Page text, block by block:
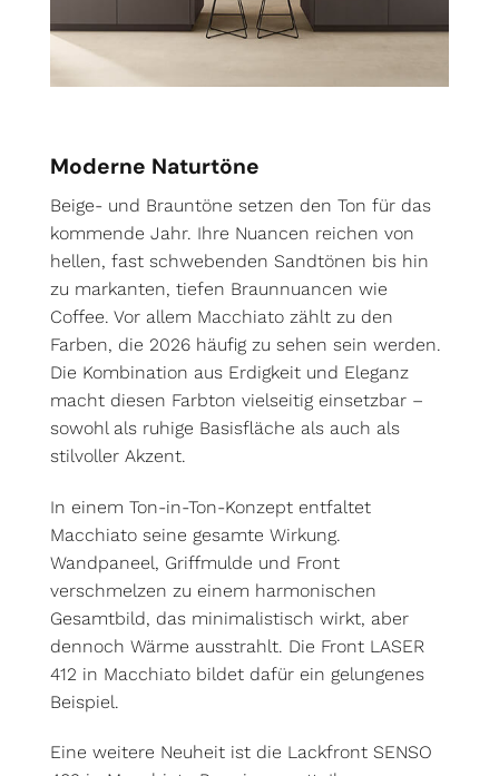
Moderne Naturtöne
Beige- und Brauntöne setzen den Ton für das
kommende Jahr. Ihre Nuancen reichen von
hellen, fast schwebenden Sandtönen bis hin
zu markanten, tiefen Braunnuancen wie
Coffee. Vor allem Macchiato zählt zu den
Farben, die 2026 häufig zu sehen sein werden.
Die Kombination aus Erdigkeit und Eleganz
macht diesen Farbton vielseitig einsetzbar –
sowohl als ruhige Basisfläche als auch als
stilvoller Akzent.
In einem Ton-in-Ton-Konzept entfaltet
Macchiato seine gesamte Wirkung.
Wandpaneel, Griffmulde und Front
verschmelzen zu einem harmonischen
Gesamtbild, das minimalistisch wirkt, aber
dennoch Wärme ausstrahlt. Die Front LASER
412 in Macchiato bildet dafür ein gelungenes
Beispiel.
Eine weitere Neuheit ist die Lackfront SENSO